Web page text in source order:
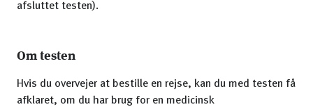
afsluttet testen).
Om testen
Hvis du overvejer at bestille en rejse, kan du med testen få
afklaret, om du har brug for en medicinsk